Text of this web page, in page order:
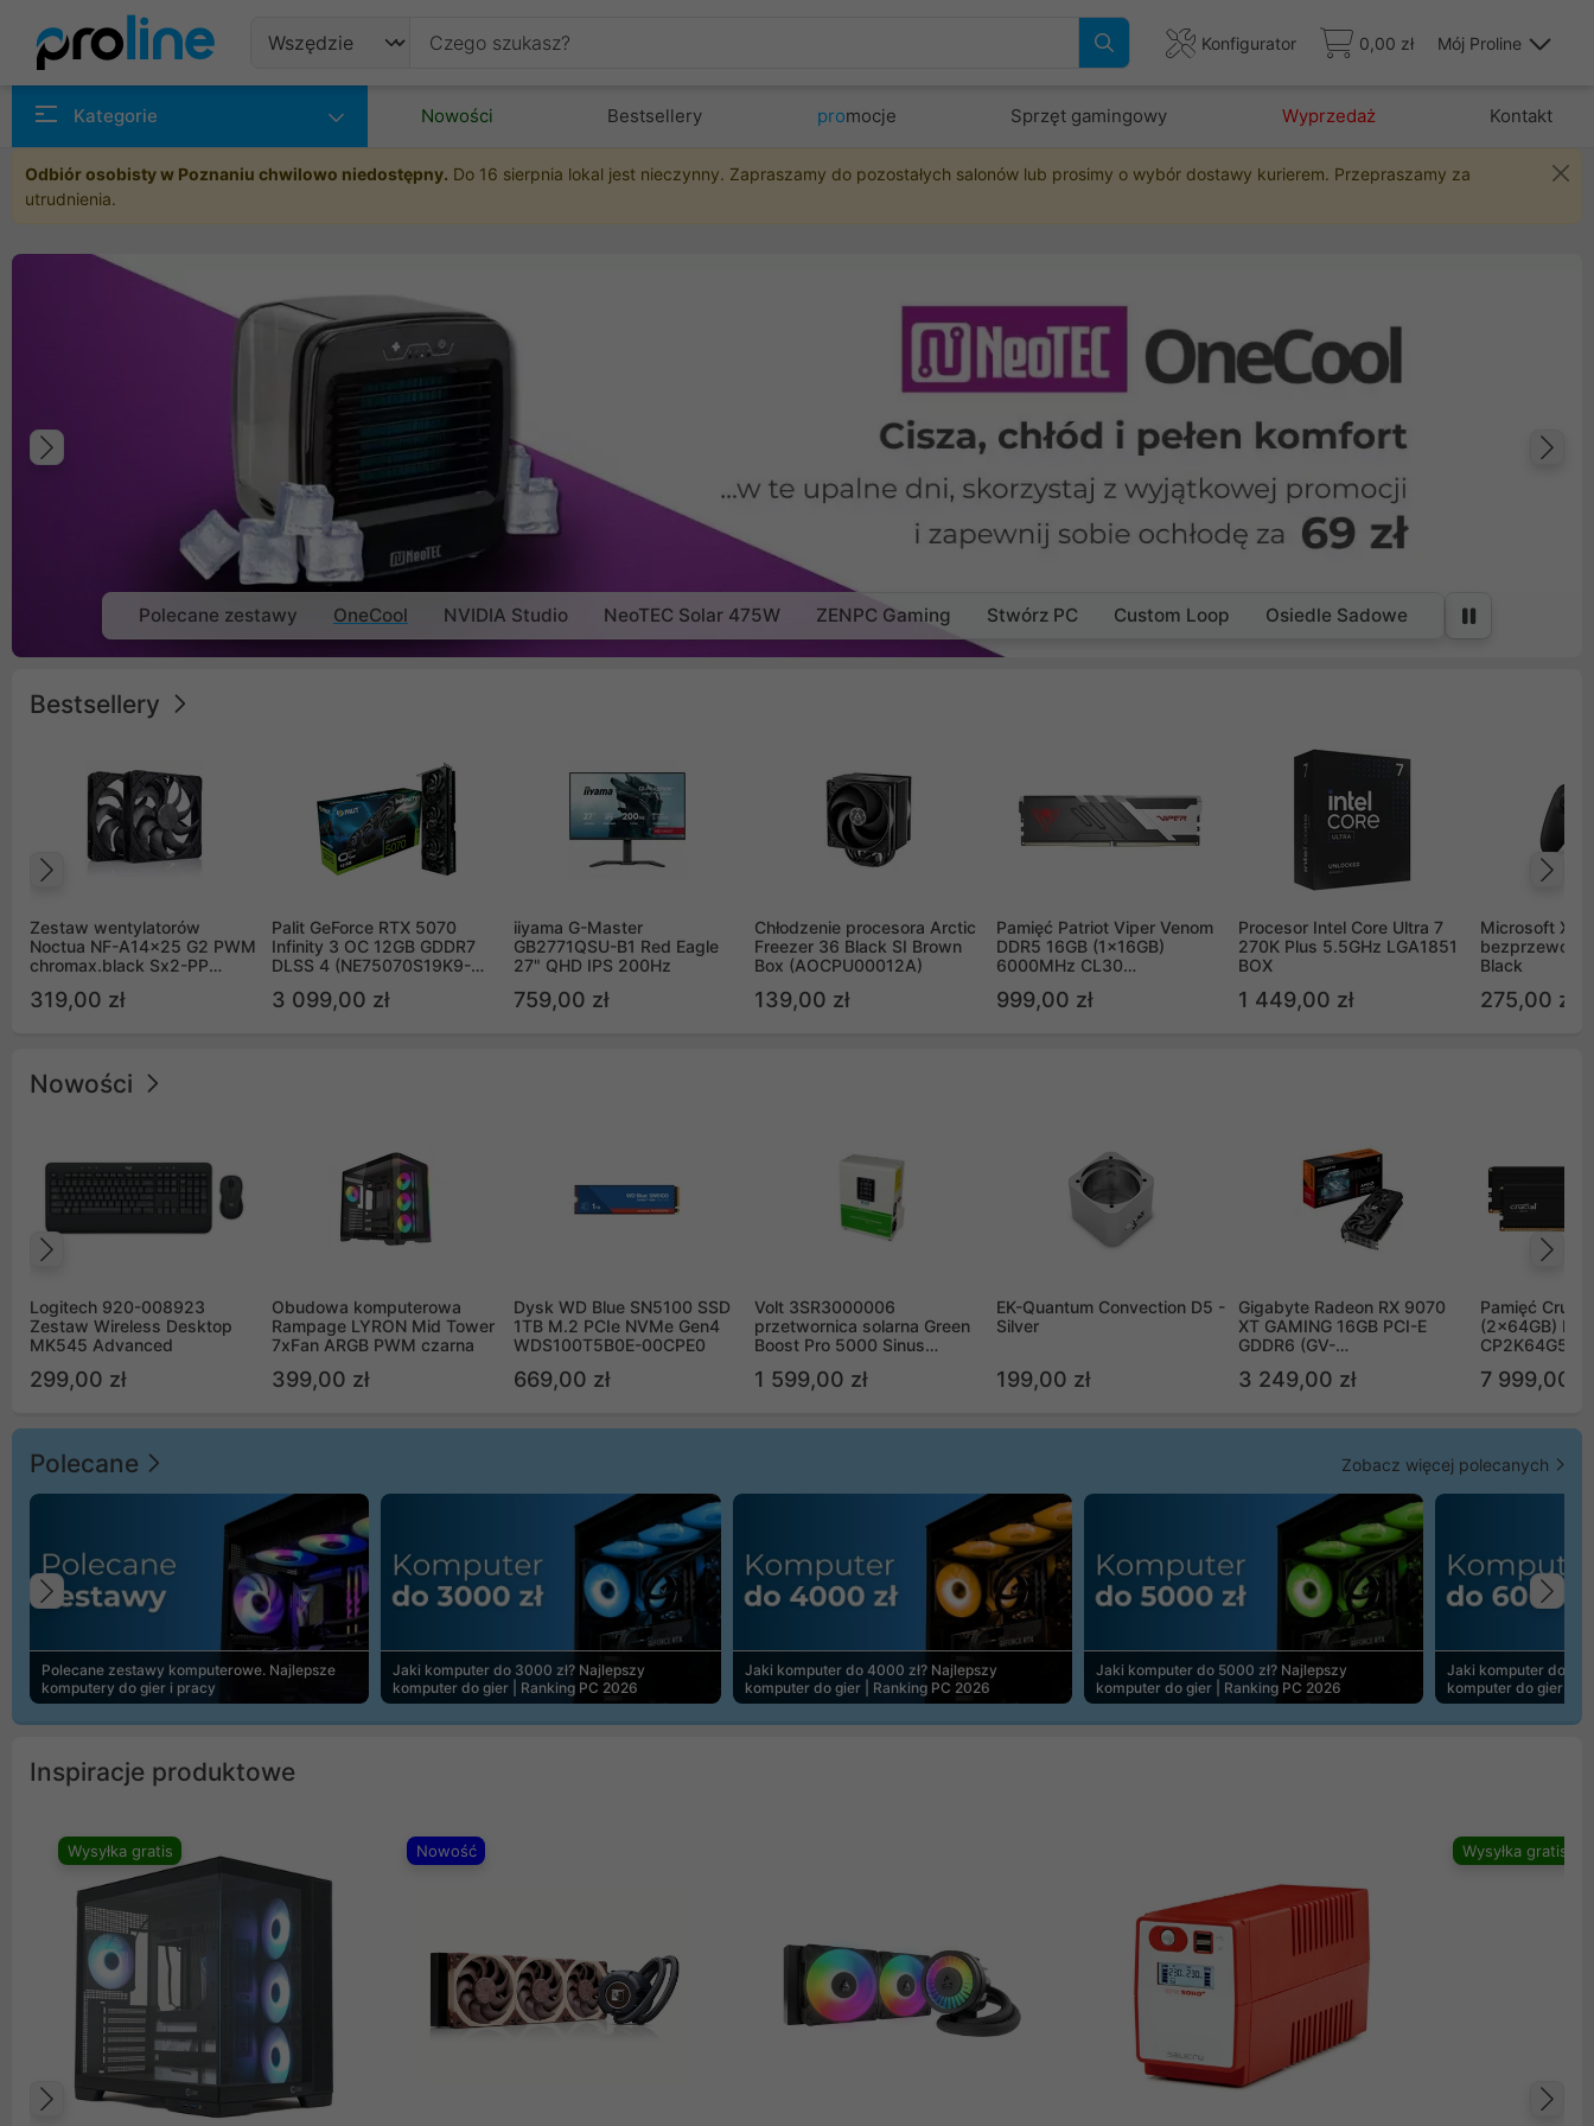
Konfigurator 0,00 zł Mój Proline
Kategorie Nowości Bestsellery promocje Sprzęt gamingowy Wyprzedaż Kontakt
Odbiór osobisty w Poznaniu chwilowo niedostępny. Do 16 sierpnia lokal jest nieczynny. Zapraszamy do pozostałych salonów lub prosimy o wybór dostawy kurierem. Przepraszamy za
utrudnienia.
Poprzedni
Polecane zestawy OneCool NVIDIA Studio NeoTEC Solar 475W ZENPC Gaming Stwórz PC Custom Loop Osiedle Sadowe
Bestsellery
Zestaw wentylatorów
Noctua NF-A14x25 G2 PWM
chromax.black Sx2-PP
(2szt)
319,00 zł
Palit GeForce RTX 5070
Infinity 3 OC 12GB GDDR7
DLSS 4 (NE75070S19K9-
3 099,00 zł
iiyama G-Master
GB2771QSU-B1 Red Eagle
27" QHD IPS 200Hz
759,00 zł
Chłodzenie procesora Arctic
Freezer 36 Black SI Brown
Box (AOCPU00012A)
139,00 zł
Pamięć Patriot Viper Venom
DDR5 16GB (1x16GB)
6000MHz CL30
999,00 zł
Procesor Intel Core Ultra 7
270K Plus 5.5GHz LGA1851
BOX
1 449,00 zł
Microsoft
Black
275,00 zł
Nowości
Logitech 920-008923
Zestaw Wireless Desktop
MK545 Advanced
299,00 zł
Obudowa komputerowa
Rampage LYRON Mid Tower
7xFan ARGB PWM czarna
399,00 zł
Dysk WD Blue SN5100 SSD
1TB M.2 PCIe NVMe Gen4
WDS100T5B0E-00CPE0
669,00 zł
Volt 3SR3000006
przetwornica solarna Green
Boost Pro 5000 Sinus
1 599,00 zł
EK-Quantum Convection D5 -
Silver
199,00 zł
Gigabyte Radeon RX 9070
XT GAMING 16GB PCI-E
GDDR6 (GV-
3 249,00 zł
Pamięć
(2x64GB)
7 999,00 zł
Polecane Zobacz więcej polecanych
Polecane zestawy komputerowe. Najlepsze
komputery do gier i pracy
Jaki komputer do 3000 zł? Najlepszy
komputer do gier | Ranking PC 2026
Jaki komputer do 4000 zł? Najlepszy
komputer do gier | Ranking PC 2026
Jaki komputer do 5000 zł? Najlepszy
komputer do gier | Ranking PC 2026
Jaki komputer do
komputer do gier |
Poprzedni
Inspiracje produktowe
Wysyłka gratis Nowość Wysyłka gratis